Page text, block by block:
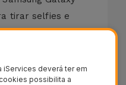
tirar selfies e
com os seus
Note 3 tenha
iServices deverá ter em
possibilita a